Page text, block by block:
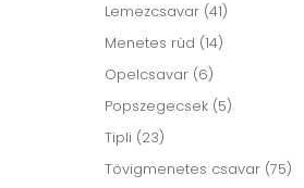
Lemezcsavar (41)
Menetes rúd (14)
Opelcsavar (6)
Popszegecsek (5)
Tipli (23)
Tövigmenetes csavar (75)